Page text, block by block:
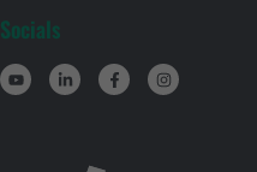
Socials